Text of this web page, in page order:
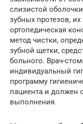
слизистой
зубных протезов,
ортопедическая
метод чистки,
зубной щетки,
больного. Врач-
индивидуальный
программу
пациента и должен
выполнения.